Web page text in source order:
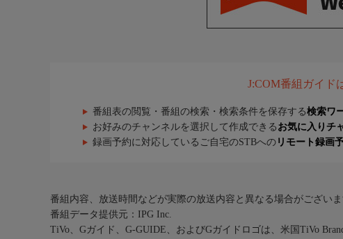
J:COM番組ガイド
番組表の閲覧・番組の検索・検索条件を保存する検索ワ
お好みのチャンネルを選択して作成できる お気に入りチ
録画予約に対応しているご自宅のSTBへの リモート録画
番組内容、放送時間などが実際の放送内容と異なる場合がございま
番組データ提供元：IPG Inc.
TiVo、Gガイド、G-GUIDE、およびGガイドロゴは、米国TiVo